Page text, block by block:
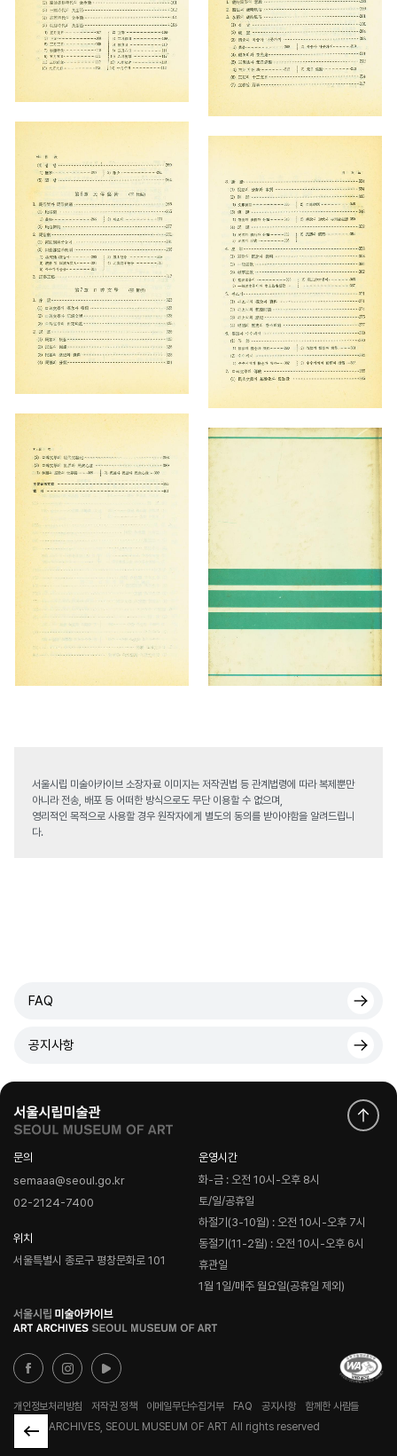
서울시립 미술아카이브 소장자료 이미지는 저작권법 등 관계법령에 따라 복제뿐만
아니라 전송, 배포 등 어떠한 방식으로도 무단 이용할 수 없으며,
영리적인 목적으로 사용할 경우 원작자에게 별도의 동의를 받아야함을 알려드립니
다.
FAQ
공지사항
문의
semaaa@seoul.go.kr
02-2124-7400
위치
서울특별시 종로구 평창문화로 101
운영시간
화-금 : 오전 10시-오후 8시
토/일/공휴일
하절기(3-10월) : 오전 10시-오후 7시
동절기(11-2월) : 오전 10시-오후 6시
휴관일
1월 1일/매주 월요일(공휴일 제외)
로
고
개인정보처리방침 저작권 정책 이메일무단수집거부 FAQ 공지사항
함께한 사람들
© ART ARCHIVES, SEOUL MUSEUM OF ART All rights reserved